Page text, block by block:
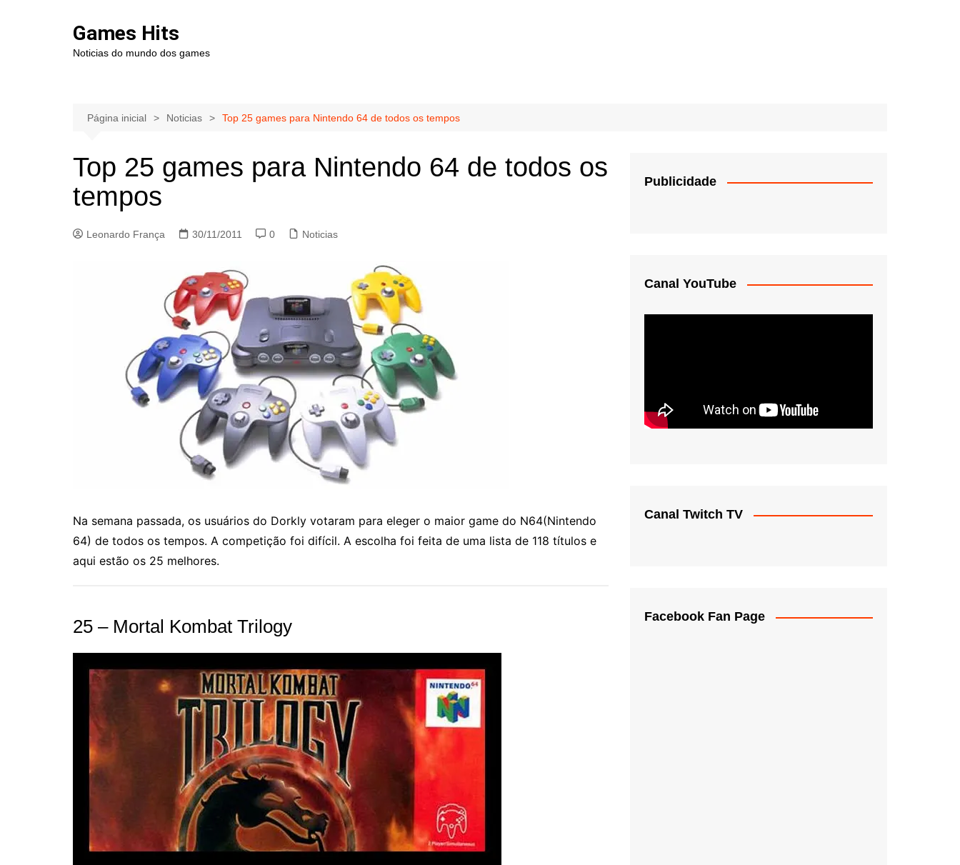
Games Hits
Noticias do mundo dos games
Página inicial Noticias Top 25 games para Nintendo 64 de todos os tempos
Top 25 games para Nintendo 64 de todos os
tempos
Leonardo França 30/11/2011 0 Noticias
Na semana passada, os usuários do Dorkly votaram para eleger o maior game do N64(Nintendo
64) de todos os tempos. A competição foi difícil. A escolha foi feita de uma lista de 118 títulos e
aqui estão os 25 melhores.
25 – Mortal Kombat Trilogy
Publicidade
Canal YouTube
Canal Twitch TV
Facebook Fan Page